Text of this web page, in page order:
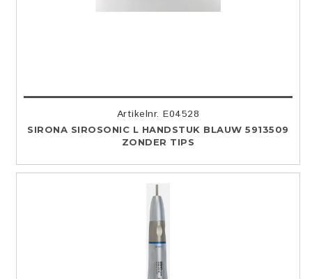
Artikelnr. E04528
SIRONA SIROSONIC L HANDSTUK BLAUW 5913509
ZONDER TIPS